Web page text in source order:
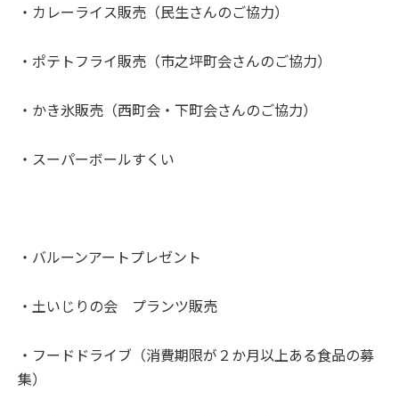
・カレーライス販売（民生さんのご協力）
・ポテトフライ販売（市之坪町会さんのご協力）
・かき氷販売（西町会・下町会さんのご協力）
・スーパーボールすくい
・バルーンアートプレゼント
・土いじりの会 プランツ販売
・フードドライブ（消費期限が２か月以上ある食品の募
集）